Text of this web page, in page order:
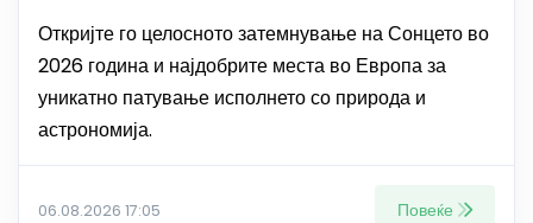
Откријте го целосното затемнување на Сонцето во
2026 година и најдобрите места во Европа за
уникатно патување исполнето со природа и
астрономија.
06.08.2026 17:05 Повеќе